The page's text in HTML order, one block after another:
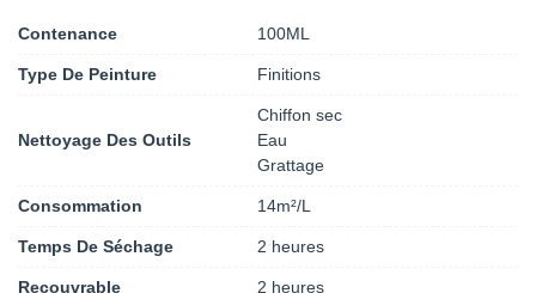
Contenance 100ML
Type De Peinture Finitions
Nettoyage Des Outils
Chiffon sec
Eau
Grattage
Consommation 14m²/L
Temps De Séchage 2 heures
Recouvrable 2 heures